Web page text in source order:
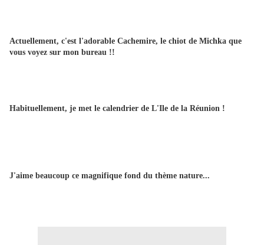
Actuellement, c'est l'adorable Cachemire, le chiot de Michka que
vous voyez sur mon bureau !!
Habituellement, je met le calendrier de L'Ile de la Réunion !
J'aime beaucoup ce magnifique fond du thème nature...